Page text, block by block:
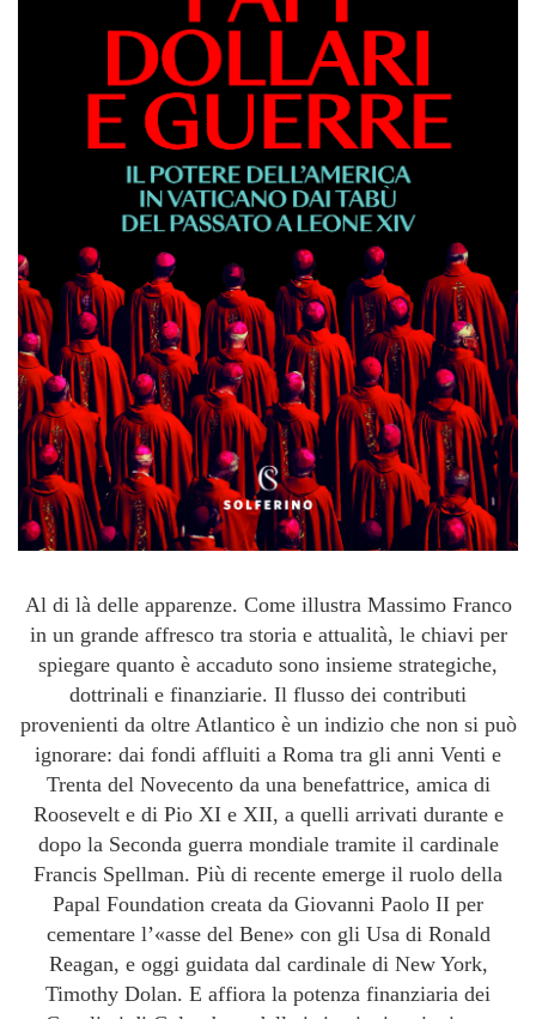
Al di là delle apparenze. Come illustra Massimo Franco
in un grande affresco tra storia e attualità, le chiavi per
spiegare quanto è accaduto sono insieme strategiche,
dottrinali e finanziarie. Il flusso dei contributi
provenienti da oltre Atlantico è un indizio che non si può
ignorare: dai fondi affluiti a Roma tra gli anni Venti e
Trenta del Novecento da una benefattrice, amica di
Roosevelt e di Pio XI e XII, a quelli arrivati durante e
dopo la Seconda guerra mondiale tramite il cardinale
Francis Spellman. Più di recente emerge il ruolo della
Papal Foundation creata da Giovanni Paolo II per
cementare l’«asse del Bene» con gli Usa di Ronald
Reagan, e oggi guidata dal cardinale di New York,
Timothy Dolan. E affiora la potenza finanziaria dei